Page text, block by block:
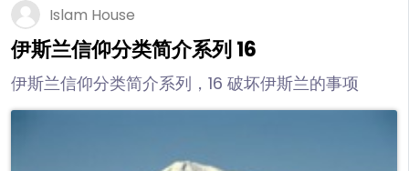
Islam House
伊斯兰信仰分类简介系列 16
伊斯兰信仰分类简介系列，16 破坏伊斯兰的事项